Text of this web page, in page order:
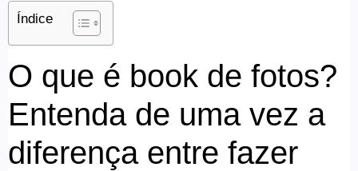
Índice
O que é book de fotos?
Entenda de uma vez a
diferença entre fazer